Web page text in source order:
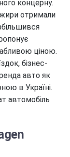
концерну.
отримали
ціною.
бізнес-
авто як
в Україні.
автомобіль